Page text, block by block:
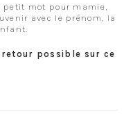
mot pour mamie,
avec le prénom, la
possible sur ce